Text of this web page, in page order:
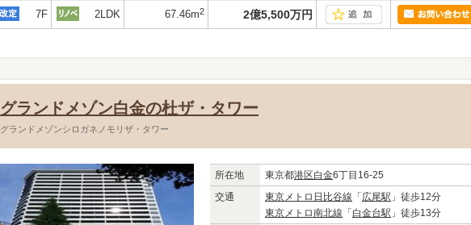
7F 2LDK 67.46m2 2億5,500万円
グランドメゾン白金の杜ザ・タワー
グランドメゾンシロガネノモリザ・タワー
所在地 東京都港区白金6丁目16-25
交通
東京メトロ日比谷線 「 広尾駅 」徒歩12分
東京メトロ南北線 「 白金台駅 」徒歩13分